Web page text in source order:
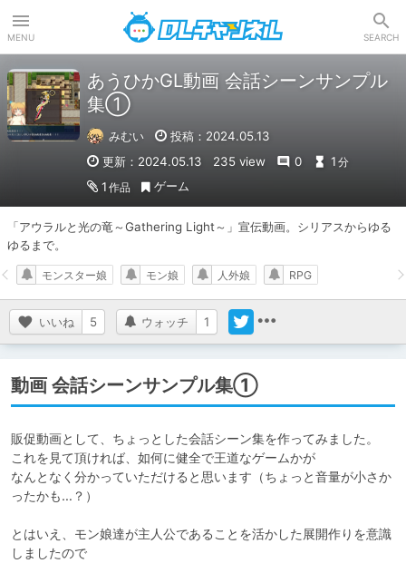
MENU SEARCH
あうひかGL動画 会話シーンサンプル
集①
みむい
投稿：2024.05.13
更新：2024.05.13
235 view 0 1 分
1 作品 ゲーム
「アウラルと光の竜～Gathering Light～」宣伝動画。シリアスからゆる
ゆるまで。
いいね 5 ウォッチ 1
モンスター娘 モン娘 人外娘 RPG
動画 会話シーンサンプル集①
販促動画として、ちょっとした会話シーン集を作ってみました。
これを見て頂ければ、如何に健全で王道なゲームかが
なんとなく分かっていただけると思います（ちょっと音量が小さか
ったかも…？）
とはいえ、モン娘達が主人公であることを活かした展開作りを意識
しましたので